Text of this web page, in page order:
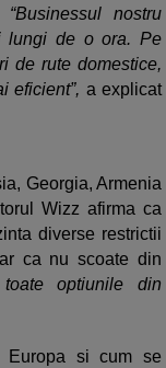
“Businessul nostru
lungi de o ora. Pe
de rute domestice,
eficient”, a explicat
Georgia, Armenia
Wizz afirma ca
diverse restrictii
ca nu scoate din
toate optiunile din
Europa si cum se